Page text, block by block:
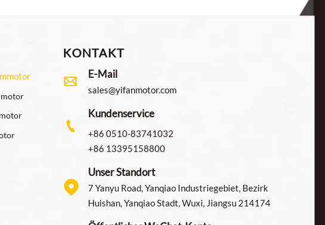
KONTAKT
 E-Mail
sales@yifanmotor.com

Kundenservice
+86 0510-83741032
+86 13395158800

Unser Standort
7 Yanyu Road, Yanqiao Industriegebiet, Bezirk
Huishan, Yanqiao Stadt, Wuxi, Jiangsu 214174